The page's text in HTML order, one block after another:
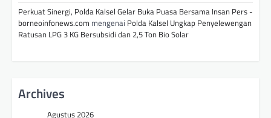
Perkuat Sinergi, Polda Kalsel Gelar Buka Puasa Bersama Insan Pers -
borneoinfonews.com mengenai Polda Kalsel Ungkap Penyelewengan
Ratusan LPG 3 KG Bersubsidi dan 2,5 Ton Bio Solar
Archives
Agustus 2026